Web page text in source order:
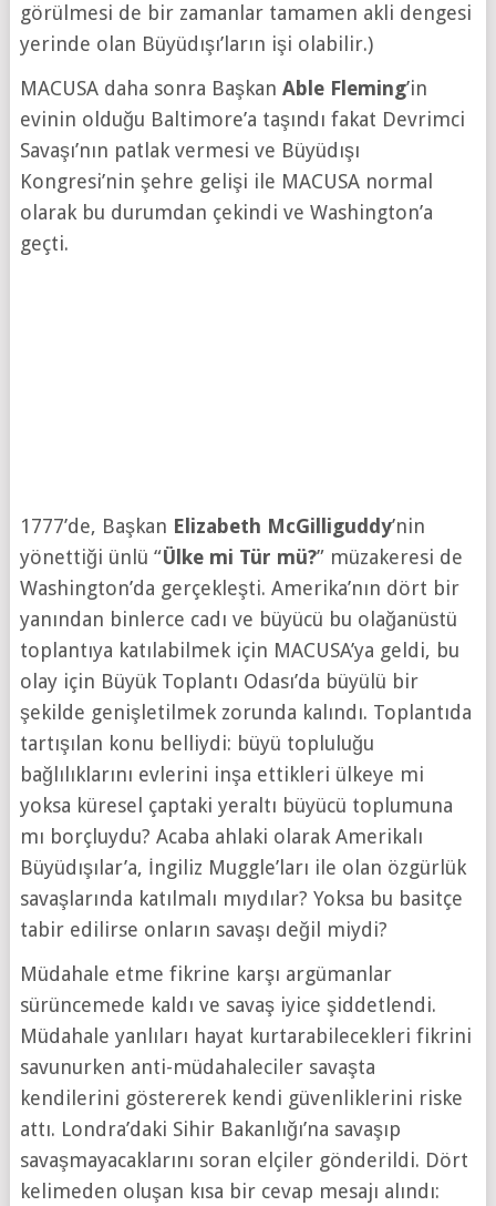
görülmesi de bir zamanlar tamamen akli dengesi
yerinde olan Büyüdışı’ların işi olabilir.)
MACUSA daha sonra Başkan Able Fleming’in
evinin olduğu Baltimore’a taşındı fakat Devrimci
Savaşı’nın patlak vermesi ve Büyüdışı
Kongresi’nin şehre gelişi ile MACUSA normal
olarak bu durumdan çekindi ve Washington’a
geçti.
1777’de, Başkan Elizabeth McGilliguddy’nin
yönettiği ünlü “Ülke mi Tür mü?” müzakeresi de
Washington’da gerçekleşti. Amerika’nın dört bir
yanından binlerce cadı ve büyücü bu olağanüstü
toplantıya katılabilmek için MACUSA’ya geldi, bu
olay için Büyük Toplantı Odası’da büyülü bir
şekilde genişletilmek zorunda kalındı. Toplantıda
tartışılan konu belliydi: büyü topluluğu
bağlılıklarını evlerini inşa ettikleri ülkeye mi
yoksa küresel çaptaki yeraltı büyücü toplumuna
mı borçluydu? Acaba ahlaki olarak Amerikalı
Büyüdışılar’a, İngiliz Muggle’ları ile olan özgürlük
savaşlarında katılmalı mıydılar? Yoksa bu basitçe
tabir edilirse onların savaşı değil miydi?
Müdahale etme fikrine karşı argümanlar
sürüncemede kaldı ve savaş iyice şiddetlendi.
Müdahale yanlıları hayat kurtarabilecekleri fikrini
savunurken anti-müdahaleciler savaşta
kendilerini göstererek kendi güvenliklerini riske
attı. Londra’daki Sihir Bakanlığı’na savaşıp
savaşmayacaklarını soran elçiler gönderildi. Dört
kelimeden oluşan kısa bir cevap mesajı alındı: